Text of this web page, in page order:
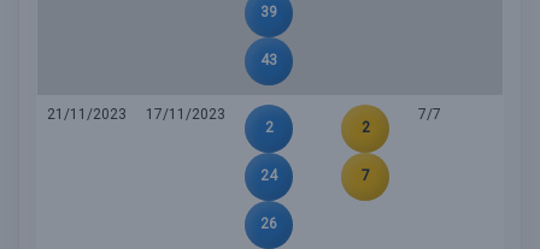
39
43
21/11/2023
17/11/2023
2
24
26
2
7
7/7